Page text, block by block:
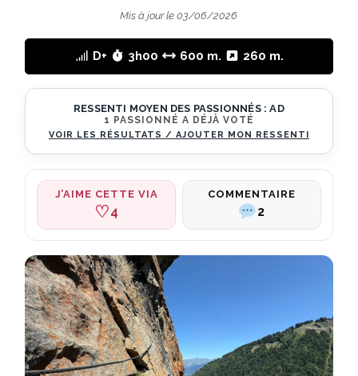
Mis à jour le 03/06/2026
D+ 3h00 600 m. 260 m.
RESSENTI MOYEN DES PASSIONNÉS :AD
1 PASSIONNÉ A DÉJÀ VOTÉ
VOIR LES RÉSULTATS / AJOUTER MON RESSENTI
J’AIME CETTE VIA
♡4
COMMENTAIRE
2
Commentaires
récents
sur
Via
Ferrata
La
Chal